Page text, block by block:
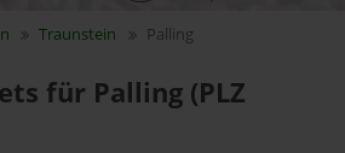
Traunstein Palling
für Palling (PLZ